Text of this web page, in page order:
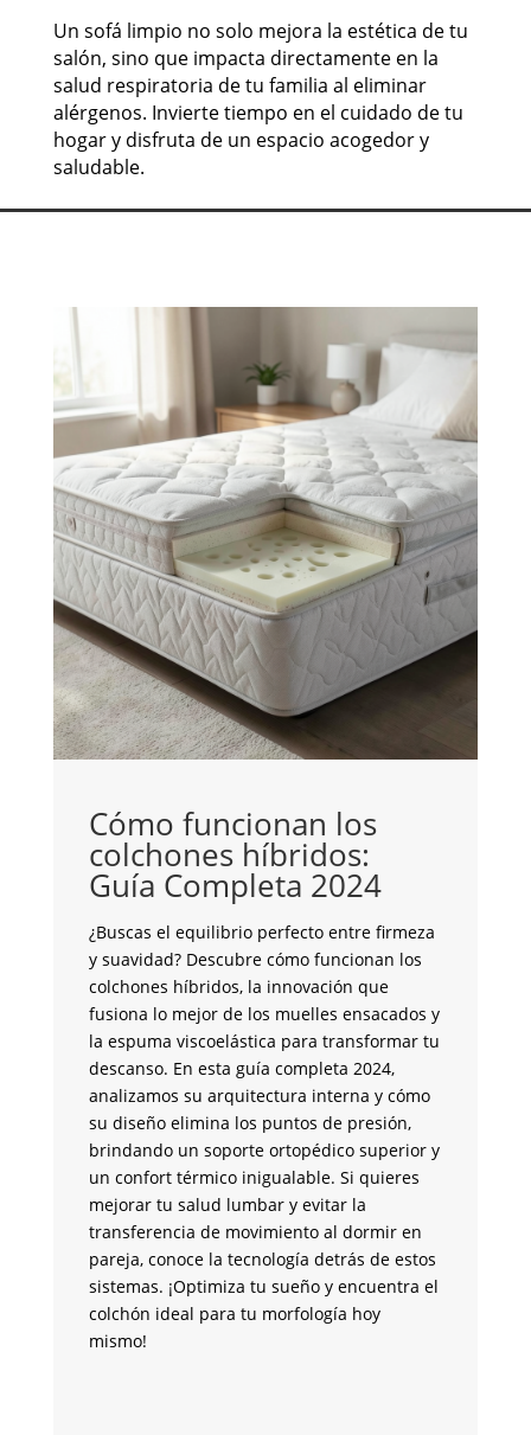
Un sofá limpio no solo mejora la estética de tu
salón, sino que impacta directamente en la
salud respiratoria de tu familia al eliminar
alérgenos. Invierte tiempo en el cuidado de tu
hogar y disfruta de un espacio acogedor y
saludable.
Cómo funcionan los
colchones híbridos:
Guía Completa 2024
¿Buscas el equilibrio perfecto entre firmeza
y suavidad? Descubre cómo funcionan los
colchones híbridos, la innovación que
fusiona lo mejor de los muelles ensacados y
la espuma viscoelástica para transformar tu
descanso. En esta guía completa 2024,
analizamos su arquitectura interna y cómo
su diseño elimina los puntos de presión,
brindando un soporte ortopédico superior y
un confort térmico inigualable. Si quieres
mejorar tu salud lumbar y evitar la
transferencia de movimiento al dormir en
pareja, conoce la tecnología detrás de estos
sistemas. ¡Optimiza tu sueño y encuentra el
colchón ideal para tu morfología hoy
mismo!